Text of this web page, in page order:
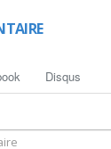
Disqus